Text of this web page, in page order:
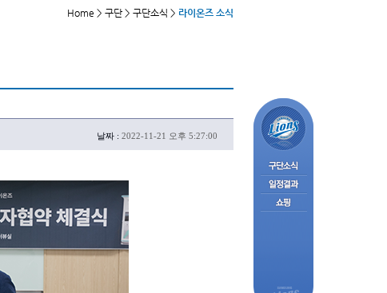
Home > 구단 > 구단소식 > 라이온즈 소식
날짜 : 2022-11-21 오후 5:27:00